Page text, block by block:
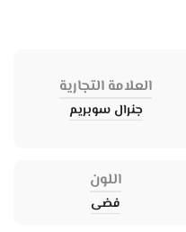
العلامة التجارية
جنرال سوبريم
اللون
فضى